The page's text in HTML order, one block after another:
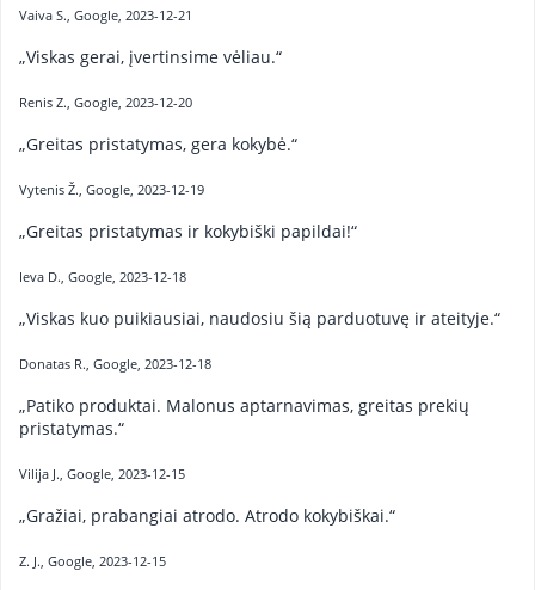
Vaiva S., Google, 2023-12-21
„Viskas gerai, įvertinsime vėliau.“
Renis Z., Google, 2023-12-20
„Greitas pristatymas, gera kokybė.“
Vytenis Ž., Google, 2023-12-19
„Greitas pristatymas ir kokybiški papildai!“
Ieva D., Google, 2023-12-18
„Viskas kuo puikiausiai, naudosiu šią parduotuvę ir ateityje.“
Donatas R., Google, 2023-12-18
„Patiko produktai. Malonus aptarnavimas, greitas prekių
pristatymas.“
Vilija J., Google, 2023-12-15
„Gražiai, prabangiai atrodo. Atrodo kokybiškai.“
Z. J., Google, 2023-12-15